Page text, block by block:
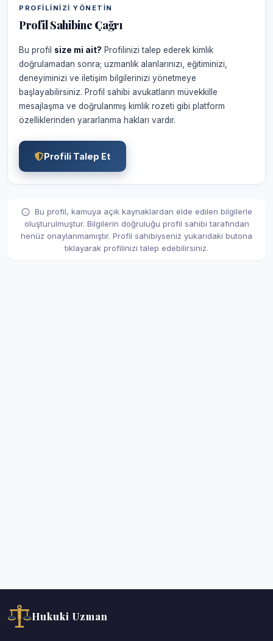
PROFILINIZI YÖNETIN
Profil Sahibine Çağrı
Bu profil size mi ait? Profilinizi talep ederek kimlik
doğrulamadan sonra; uzmanlık alanlarınızı, eğitiminizi,
deneyiminizi ve iletişim bilgilerinizi yönetmeye
başlayabilirsiniz. Profil sahibi avukatların müvekkille
mesajlaşma ve doğrulanmış kimlik rozeti gibi platform
özelliklerinden yararlanma hakları vardır.
Profili Talep Et
Bu profil, kamuya açık kaynaklardan elde edilen bilgilerle
oluşturulmuştur. Bilgilerin doğruluğu profil sahibi tarafından
henüz onaylanmamıştır. Profil sahibiyseniz yukarıdaki butona
tıklayarak profilinizi talep edebilirsiniz.
Hukuki Uzman